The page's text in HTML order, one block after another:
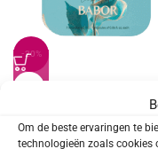
Om de beste ervaringen te
technologieën zoals
-20%
Limited Edition Set Hydra Glow
33,90 €27,12